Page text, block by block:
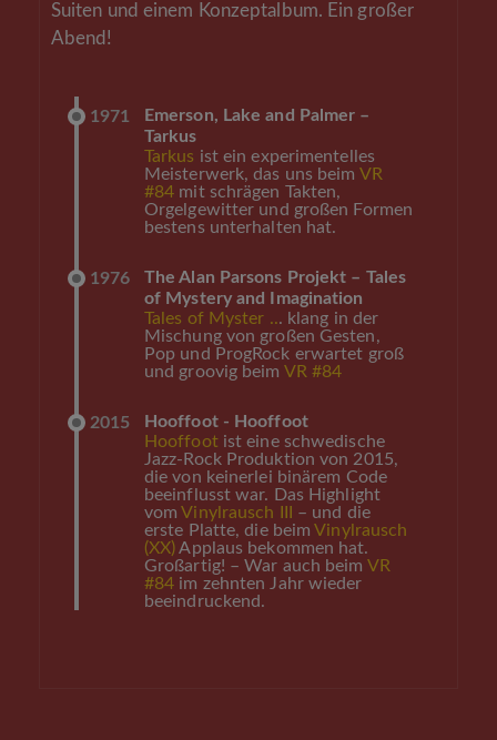
Suiten und einem Konzeptalbum. Ein großer
Abend!
1971
Emerson, Lake and Palmer –
Tarkus
Tarkus ist ein experimentelles
Meisterwerk, das uns beim VR
#84 mit schrägen Takten,
Orgelgewitter und großen Formen
bestens unterhalten hat.
1976
The Alan Parsons Projekt – Tales
of Mystery and Imagination
Tales of Myster ... klang in der
Mischung von großen Gesten,
Pop und ProgRock erwartet groß
und groovig beim VR #84
2015
Hooffoot - Hooffoot
Hooffootist eine schwedische
Jazz-Rock Produktion von 2015,
die von keinerlei binärem Code
beeinflusst war. Das Highlight
vomVinylrausch III
– und die
erste Platte, die beimVinylrausch
(XX)Applaus bekommen hat.
Großartig! – War auch beim VR
#84 im zehnten Jahr wieder
beeindruckend.